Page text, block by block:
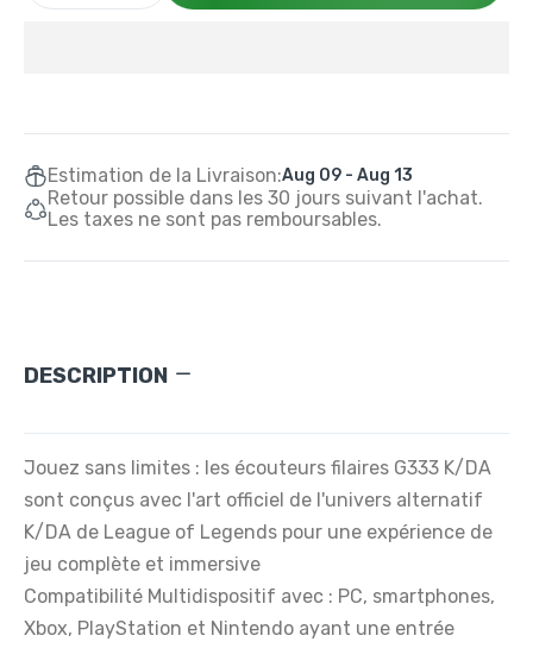
Estimation de la Livraison:Aug 09 - Aug 13
Retour possible dans les 30 jours suivant l'achat.
Les taxes ne sont pas remboursables.
DESCRIPTION
Jouez sans limites : les écouteurs filaires G333 K/DA
sont conçus avec l'art officiel de l'univers alternatif
K/DA de League of Legends pour une expérience de
jeu complète et immersive
Compatibilité Multidispositif avec : PC, smartphones,
Xbox, PlayStation et Nintendo ayant une entrée